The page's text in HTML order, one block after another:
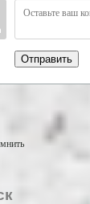
Отправить